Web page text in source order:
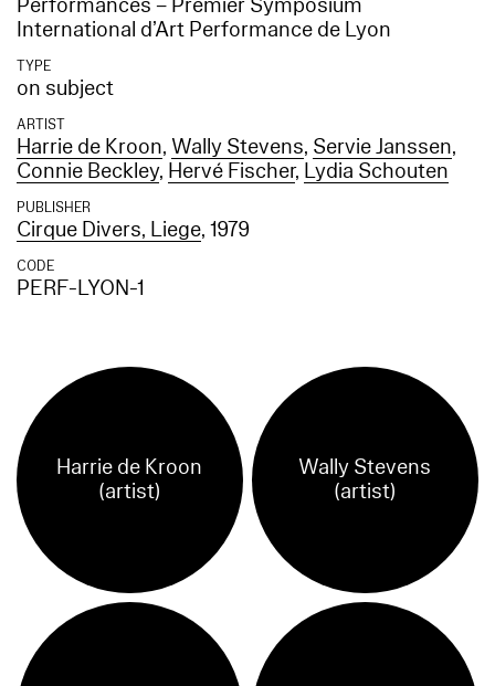
International d’Art Performance de Lyon
TYPE
on subject
ARTIST
Harrie de Kroon, Wally Stevens, Servie Janssen,
Connie Beckley, Hervé Fischer, Lydia Schouten
PUBLISHER
Cirque Divers, Liege, 1979
CODE
PERF-LYON-1
Harrie de Kroon
(artist)
Wally Stevens
(artist)